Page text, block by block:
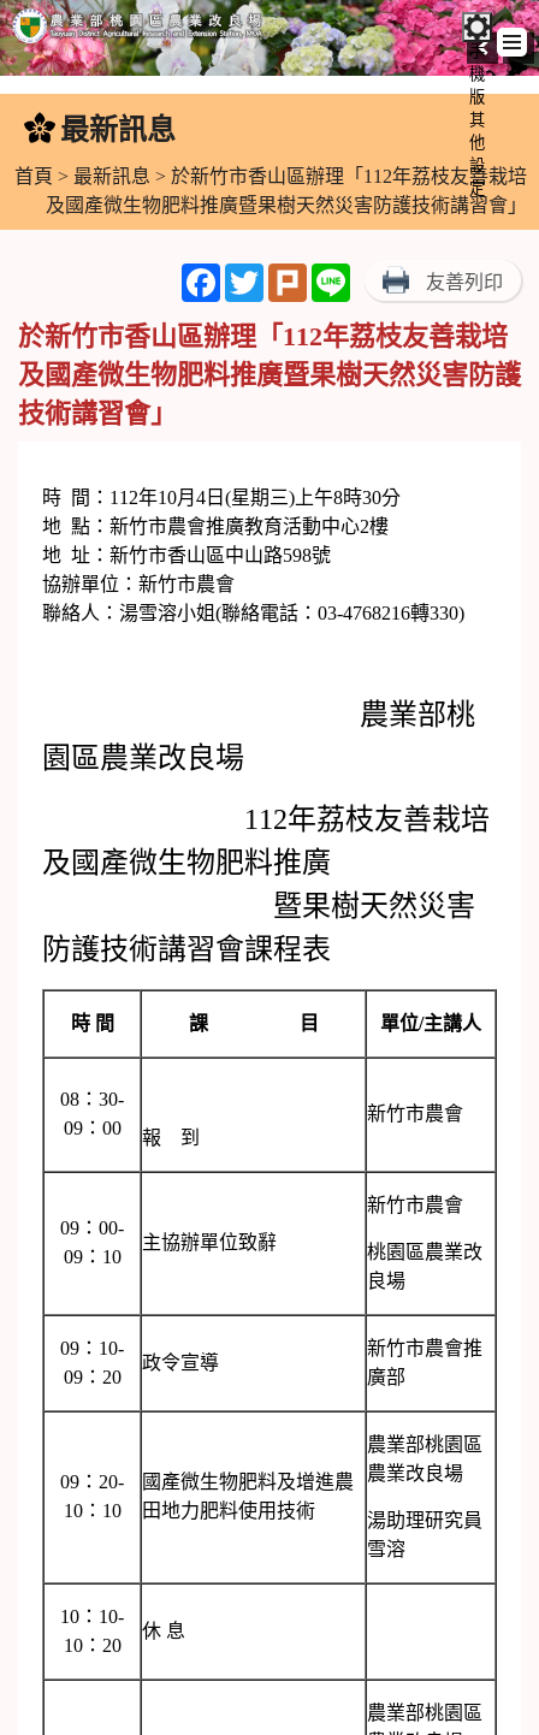
跳
要
容
手
機
版
其
他
設
定
最新訊息
首頁 > 最新訊息 > 於新竹市香山區辦理「112年荔枝友善栽培
及國產微生物肥料推廣暨果樹天然災害防護技術講習會」
FacebookTwitterPlurk Line 友善列印
於新竹市香山區辦理「112年荔枝友善栽培
及國產微生物肥料推廣暨果樹天然災害防護
技術講習會」
時 間：112年10月4日(星期三)上午8時30分
地 點：新竹市農會推廣教育活動中心2樓
地 址：新竹市香山區中山路598號
協辦單位：新竹市農會
聯絡人：湯雪溶小姐(聯絡電話：03-4768216轉330)
農業部桃
園區農業改良場
112年荔枝友善栽培
及國產微生物肥料推廣
暨果樹天然災害
防護技術講習會課程表
時 間 課 目 單位/主講人
08：30-
09：00
報 到
新竹市農會
09：00-
09：10
主協辦單位致辭
新竹市農會
桃園區農業改
良場
09：10-
09：20
政令宣導
新竹市農會推
廣部
09：20-
10：10
國產微生物肥料及增進農
田地力肥料使用技術
農業部桃園區
農業改良場
湯助理研究員
雪溶
10：10-
10：20
休 息
農業部桃園區